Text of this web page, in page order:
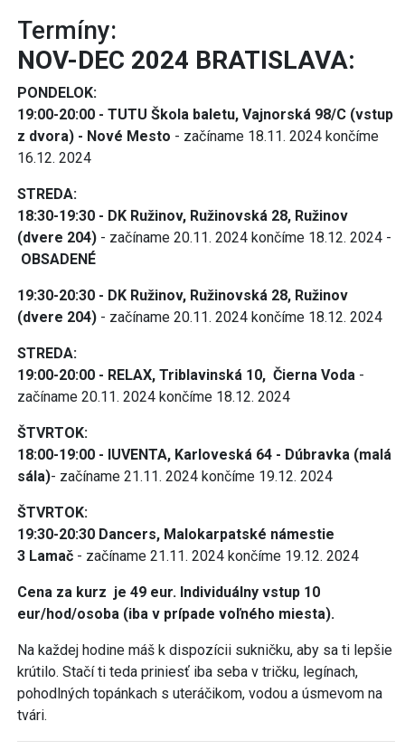
Termíny:
NOV-DEC 2024 BRATISLAVA:
PONDELOK:
19:00-20:00 - TUTU Škola baletu, Vajnorská 98/C (vstup
z dvora) - Nové Mesto - začíname 18.11. 2024 končíme
16.12. 2024
STREDA:
18:30-19:30 - DK Ružinov, Ružinovská 28, Ružinov
(dvere 204) - začíname 20.11. 2024 končíme 18.12. 2024 -
OBSADENÉ
19:30-20:30 - DK Ružinov, Ružinovská 28, Ružinov
(dvere 204) - začíname 20.11. 2024 končíme 18.12. 2024
STREDA:
19:00-20:00 - RELAX, Triblavinská 10, Čierna Voda -
začíname 20.11. 2024 končíme 18.12. 2024
ŠTVRTOK:
18:00-19:00 - IUVENTA, Karloveská 64 - Dúbravka (malá
sála)- začíname 21.11. 2024 končíme 19.12. 2024
ŠTVRTOK:
19:30-20:30 Dancers, Malokarpatské námestie
3 Lamač - začíname 21.11. 2024 končíme 19.12. 2024
Cena za kurz je 49 eur. Individuálny vstup 10
eur/hod/osoba (iba v prípade voľného miesta).
Na každej hodine máš k dispozícii sukničku, aby sa ti lepšie
krútilo. Stačí ti teda priniesť iba seba v tričku, legínach,
pohodlných topánkach s uteráčikom, vodou a úsmevom na
tvári.